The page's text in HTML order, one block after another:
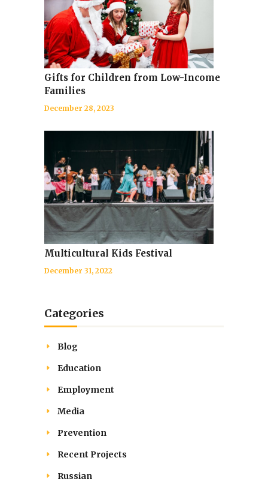
Gifts for Children from Low-Income
Families
December 28, 2023
Multicultural Kids Festival
December 31, 2022
Categories
Blog
Education
Employment
Media
Prevention
Recent Projects
Russian